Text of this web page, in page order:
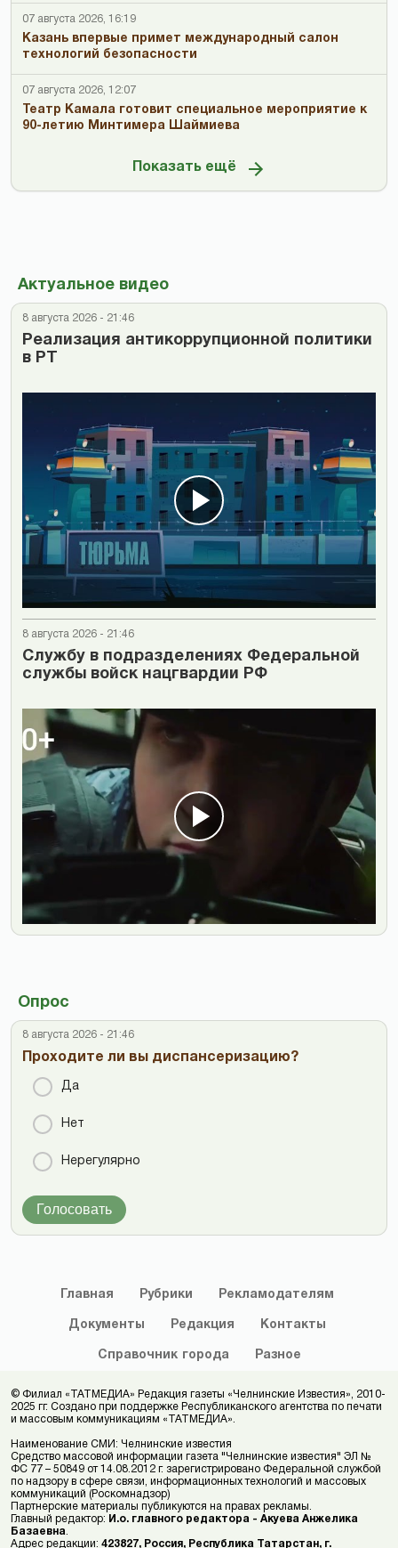
07 августа 2026, 16:19
Казань впервые примет международный салон
технологий безопасности
07 августа 2026, 12:07
Театр Камала готовит специальное мероприятие к
90-летию Минтимера Шаймиева
Показать ещё
Актуальное видео
8 августа 2026 - 21:46
Реализация антикоррупционной политики
в РТ
8 августа 2026 - 21:46
Cлужбу в подразделениях Федеральной
службы войск нацгвардии РФ
Опрос
8 августа 2026 - 21:46
Проходите ли вы диспансеризацию?
Да
Нет
Нерегулярно
Голосовать
Главная Рубрики Рекламодателям
Документы Редакция Контакты
Справочник города Разное
© Филиал «ТАТМЕДИА» Редакция газеты «Челнинские Известия», 2010-
2025 гг. Создано при поддержке Республиканского агентства по печати
и массовым коммуникациям «ТАТМЕДИА».
Наименование СМИ: Челнинские известия
Средство массовой информации газета "Челнинские известия" ЭЛ №
ФС 77 – 50849 от 14.08.2012 г. зарегистрировано Федеральной службой
по надзору в сфере связи, информационных технологий и массовых
коммуникаций (Роскомнадзор)
Партнерские материалы публикуются на правах рекламы.
Главный редактор: И.о. главного редактора - Акуева Анжелика
Базаевна
Адрес редакции: 423827, Россия, Республика Татарстан, г.